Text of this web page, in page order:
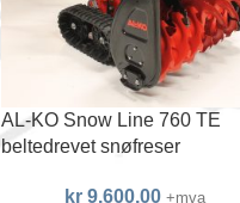
AL-KO Snow Line 760 TE
beltedrevet snøfreser
kr9.600,00 +mva